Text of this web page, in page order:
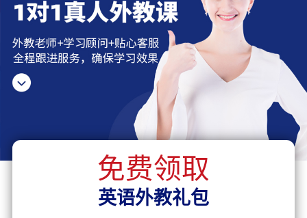
免费领取
英语外教礼包